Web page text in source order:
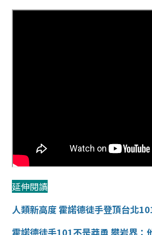
延伸閱讀
人類新高度 霍諾德徒手登頂台北
霍諾德徒手101不是莽勇 攀岩界：